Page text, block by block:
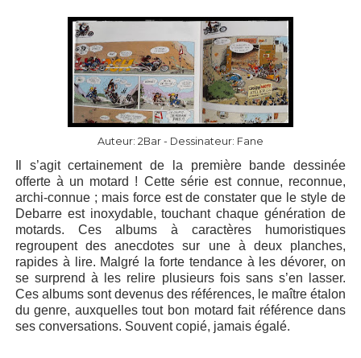
Auteur: 2Bar - Dessinateur: Fane
Il s’agit certainement de la première bande dessinée
offerte à un motard ! Cette série est connue, reconnue,
archi-connue ; mais force est de constater que le style de
Debarre est inoxydable, touchant chaque génération de
motards. Ces albums à caractères humoristiques
regroupent des anecdotes sur une à deux planches,
rapides à lire. Malgré la forte tendance à les dévorer, on
se surprend à les relire plusieurs fois sans s’en lasser.
Ces albums sont devenus des références, le maître étalon
du genre, auxquelles tout bon motard fait référence dans
ses conversations. Souvent copié, jamais égalé.